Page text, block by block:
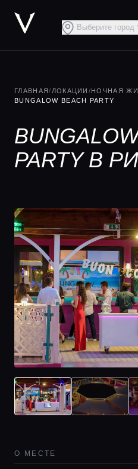
Выберите город
ГЛАВНАЯ/ ЛОКАЦИИ /НОЧНАЯ
BUNGALOW BEACH PARTY
PARTY В
О МЕСТЕ